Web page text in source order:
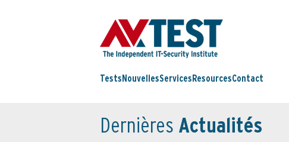
Tests NouvellesServices ResourcesContact
Dernières Actualités